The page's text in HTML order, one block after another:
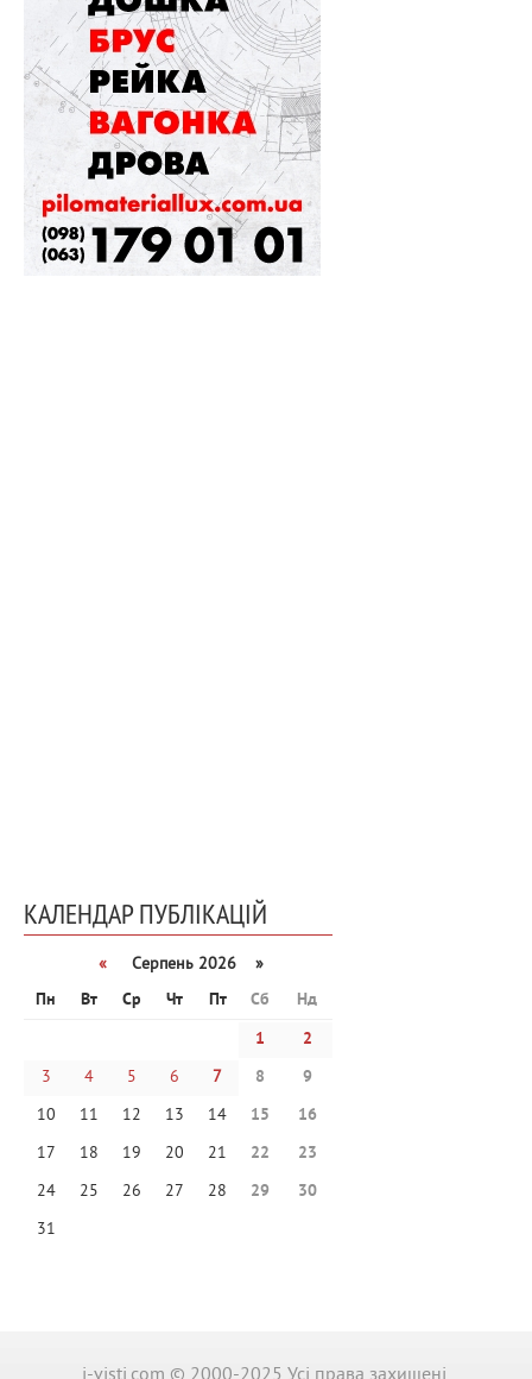
КАЛЕНДАР ПУБЛІКАЦІЙ
«
Серпень 2026 »
Пн
Вт Ср Чт Пт Сб
Нд
1
2
3
4 5 6 7 8
9
10
11 12 13 14 15
16
17
18 19 20 21 22
23
24
25 26 27 28 29
30
31